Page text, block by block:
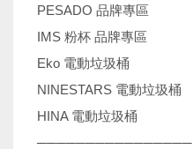
PESADO 品牌專區
IMS 粉杯 品牌專區
Eko 電動垃圾桶
NINESTARS 電動垃圾桶
HINA 電動垃圾桶
────────────────